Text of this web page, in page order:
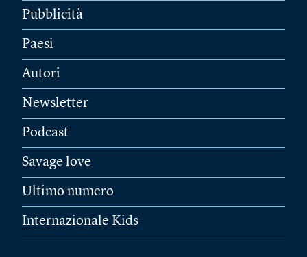
Pubblicità
Paesi
Autori
Newsletter
Podcast
Savage love
Ultimo numero
Internazionale Kids